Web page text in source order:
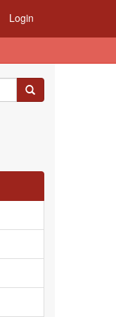
Login